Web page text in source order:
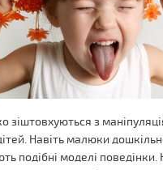
зіштовхуються з
Навіть малюки
подібні моделі